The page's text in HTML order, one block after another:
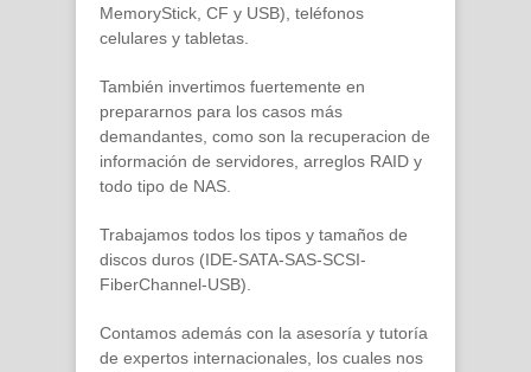
MemoryStick, CF y USB), teléfonos
celulares y tabletas.
También invertimos fuertemente en
prepararnos para los casos más
demandantes, como son la recuperacion de
información de servidores, arreglos RAID y
todo tipo de NAS.
Trabajamos todos los tipos y tamaños de
discos duros (IDE-SATA-SAS-SCSI-
FiberChannel-USB).
Contamos además con la asesoría y tutoría
de expertos internacionales, los cuales nos